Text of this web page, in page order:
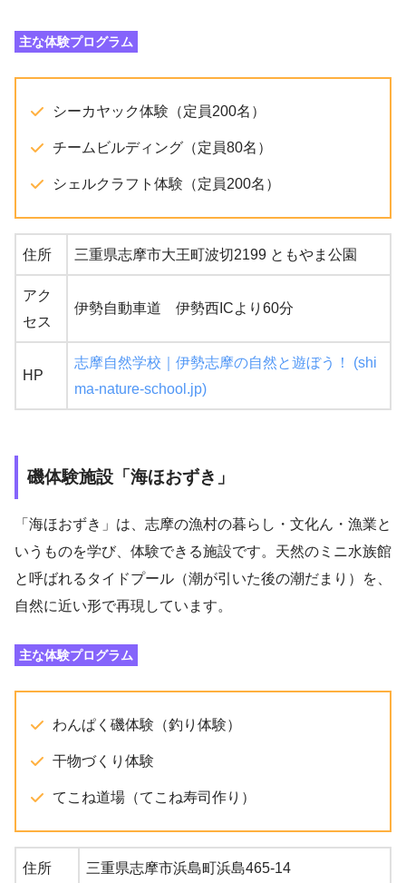
主な体験プログラム
シーカヤック体験（定員200名）
チームビルディング（定員80名）
シェルクラフト体験（定員200名）
住所 三重県志摩市大王町波切2199 ともやま公園
アク
セス
伊勢自動車道 伊勢西ICより60分
HP
志摩自然学校｜伊勢志摩の自然と遊ぼう！ (shi
ma-nature-school.jp)
磯体験施設「海ほおずき」
「海ほおずき」は、志摩の漁村の暮らし・文化ん・漁業と
いうものを学び、体験できる施設です。天然のミニ水族館
と呼ばれるタイドプール（潮が引いた後の潮だまり）を、
自然に近い形で再現しています。
主な体験プログラム
わんぱく磯体験（釣り体験）
干物づくり体験
てこね道場（てこね寿司作り）
住所 三重県志摩市浜島町浜島465-14